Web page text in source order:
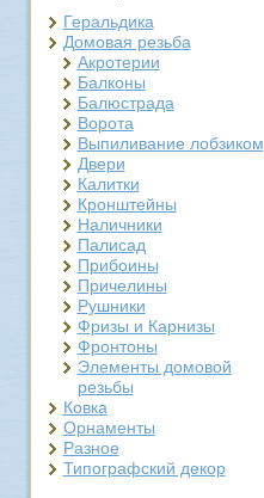
Геральдика
Домовая резьба
Акротерии
Балконы
Балюстрада
Ворота
Выпиливание лобзиком
Двери
Калитки
Кронштейны
Наличники
Палисад
Прибоины
Причелины
Рушники
Фризы и Карнизы
Фронтоны
Элементы домовой
резьбы
Ковка
Орнаменты
Разное
Типографский декор